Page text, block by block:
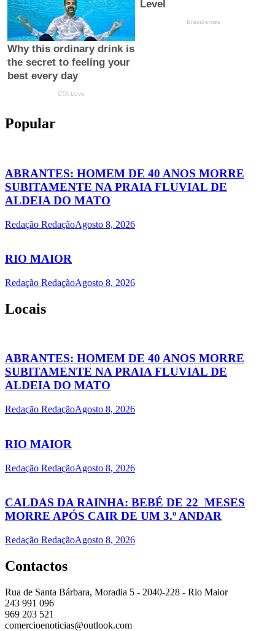
Popular
ABRANTES: HOMEM DE 40 ANOS MORRE
SUBITAMENTE NA PRAIA FLUVIAL DE
ALDEIA DO MATO
Redação RedaçãoAgosto 8, 2026
RIO MAIOR
Redação RedaçãoAgosto 8, 2026
Locais
ABRANTES: HOMEM DE 40 ANOS MORRE
SUBITAMENTE NA PRAIA FLUVIAL DE
ALDEIA DO MATO
Redação RedaçãoAgosto 8, 2026
RIO MAIOR
Redação RedaçãoAgosto 8, 2026
CALDAS DA RAINHA: BEBÉ DE 22 MESES
MORRE APÓS CAIR DE UM 3.º ANDAR
Redação RedaçãoAgosto 8, 2026
Contactos
Rua de Santa Bárbara, Moradia 5 - 2040-228 - Rio Maior
243 991 096
969 203 521
comercioenoticias@outlook.com